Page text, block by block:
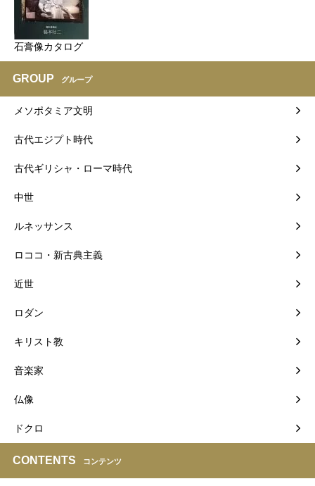
石膏像カタログ
GROUP グループ
メソポタミア文明
古代エジプト時代
古代ギリシャ・ローマ時代
中世
ルネッサンス
ロココ・新古典主義
近世
ロダン
キリスト教
音楽家
仏像
ドクロ
CONTENTS コンテンツ